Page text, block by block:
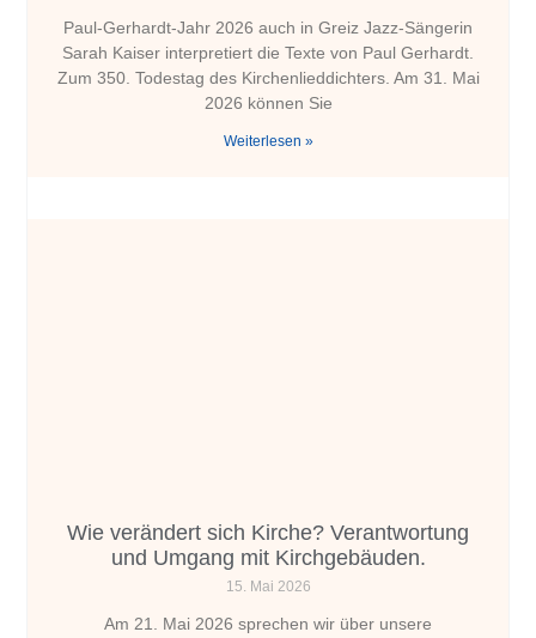
Paul-Gerhardt-Jahr 2026 auch in Greiz Jazz-Sängerin
Sarah Kaiser interpretiert die Texte von Paul Gerhardt.
Zum 350. Todestag des Kirchenlieddichters. Am 31. Mai
2026 können Sie
Weiterlesen »
Wie verändert sich Kirche? Verantwortung
und Umgang mit Kirchgebäuden.
15. Mai 2026
Am 21. Mai 2026 sprechen wir über unsere